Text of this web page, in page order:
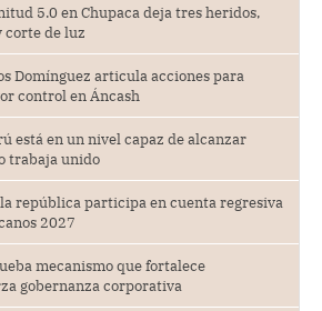
5.0 en Chupaca deja tres heridos,
corte de luz
Domínguez articula acciones para
control en Áncash
está en un nivel capaz de alcanzar
trabaja unido
república participa en cuenta regresiva
2027
mecanismo que fortalece
gobernanza corporativa